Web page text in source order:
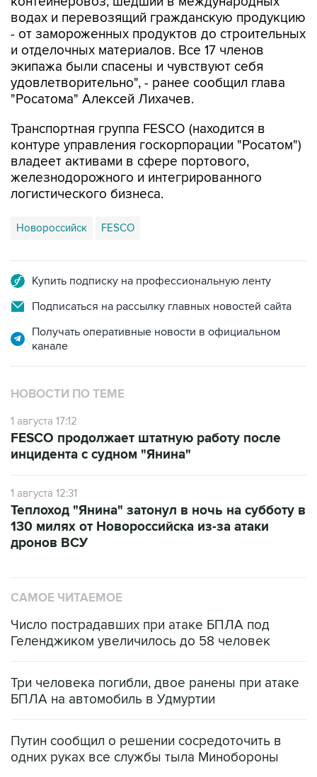
водах и перевозящий гражданскую продукцию
- от замороженных продуктов до строительных
и отделочных материалов. Все 17 членов
экипажа были спасены и чувствуют себя
удовлетворительно", - ранее сообщил глава
"Росатома" Алексей Лихачев.
Транспортная группа FESCO (находится в
контуре управления госкорпорации "Росатом")
владеет активами в сфере портового,
железнодорожного и интегрированного
логистического бизнеса.
Новороссийск FESCO
Купить подписку на профессиональную ленту
Подписаться на рассылку главных новостей сайта
Получать оперативные новости в официальном
канале
НОВОСТИ ПО ТЕМЕ
1 августа 17:12
FESCO продолжает штатную работу после
инцидента с судном "Янина"
1 августа 12:31
Теплоход "Янина" затонул в ночь на субботу в
130 милях от Новороссийска из-за атаки
дронов ВСУ
САМОЕ ЧИТАЕМОЕ
Число пострадавших при атаке БПЛА под
Геленджиком увеличилось до 58 человек
Три человека погибли, двое ранены при атаке
БПЛА на автомобиль в Удмуртии
Путин сообщил о решении сосредоточить в
одних руках все службы тыла Минобороны